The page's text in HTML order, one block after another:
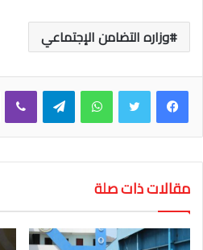
وزاره التضامن الإجتماعي
واتساب تيلقرام
مقالات ذات صلة